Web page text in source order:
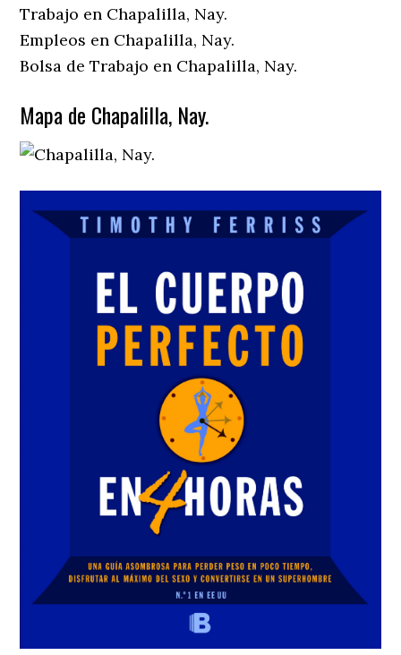
Trabajo en Chapalilla, Nay.
Empleos en Chapalilla, Nay.
Bolsa de Trabajo en Chapalilla, Nay.
Mapa de Chapalilla, Nay.